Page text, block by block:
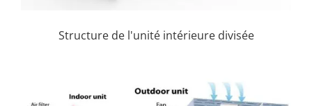
Structure de l'unité intérieure divisée